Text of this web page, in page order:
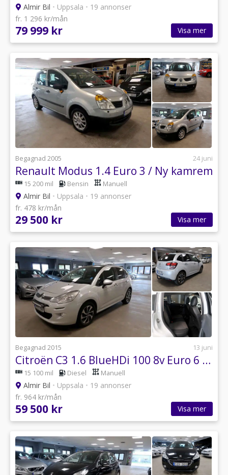
Almir Bil • Uppsala • 19 annonser
fr. 1 296 kr/mån
79 999 kr Visa mer
Begagnad 2005 24 juni
Renault Modus 1.4 Euro 3 / Ny kamrem
15 200 mil Bensin Manuell
Almir Bil • Uppsala • 19 annonser
fr. 478 kr/mån
29 500 kr Visa mer
Begagnad 2015 13 juni
Citroën C3 1.6 BlueHDi 100 8v Euro 6 / Drag
15 100 mil Diesel Manuell
Almir Bil • Uppsala • 19 annonser
fr. 964 kr/mån
59 500 kr Visa mer